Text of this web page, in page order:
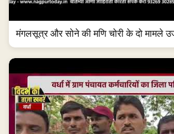
मंगलसूत्र और सोने की मणि चोरी के दो मामले